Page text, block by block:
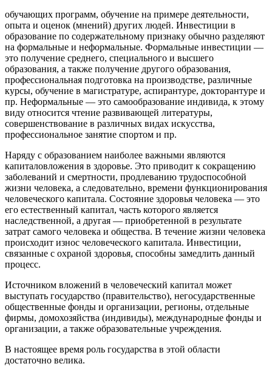
обучающих программ, обучение на примере деятельности,
опыта и оценок (мнений) других людей. Инвестиции в
образование по содержательному признаку обычно разделяют
на формальные и неформальные. Формальные инвестиции —
это получение среднего, специального и высшего
образования, а также получение другого образования,
профессиональная подготовка на производстве, различные
курсы, обучение в магистратуре, аспирантуре, докторантуре и
пр. Неформальные — это самообразование индивида, к этому
виду относится чтение развивающей литературы,
совершенствование в различных видах искусства,
профессиональное занятие спортом и пр.
Наряду с образованием наиболее важными являются
капиталовложения в здоровье. Это приводит к сокращению
заболеваний и смертности, продлеванию трудоспособной
жизни человека, а следовательно, времени функционирования
человеческого капитала. Состояние здоровья человека — это
его естественный капитал, часть которого является
наследственной, а другая — приобретенной в результате
затрат самого человека и общества. В течение жизни человека
происходит износ человеческого капитала. Инвестиции,
связанные с охраной здоровья, способны замедлить данный
процесс.
Источником вложений в человеческий капитал может
выступать государство (правительство), негосударственные
общественные фонды и организации, регионы, отдельные
фирмы, домохозяйства (индивиды), международные фонды и
организации, а также образовательные учреждения.
В настоящее время роль государства в этой области
достаточно велика.